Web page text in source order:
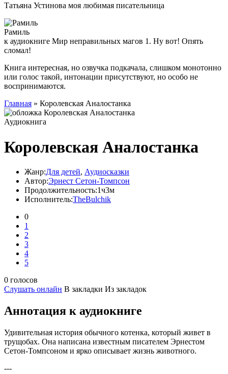
Татьяна Устинова моя любимая писательница
Рамиль
к аудиокниге Мир неправильных магов 1. Ну вот! Опять
сломал!
Книга интересная, но озвучка подкачала, слишком монотонно
или голос такой, интонации присутствуют, но особо не
воспринимаются.
Главная » Королевская Аналостанка
Аудиокнига
Королевская Аналостанка
Жанр:Для детей, Аудиосказки
Автор:Эрнест Сетон-Томпсон
Продолжительность:1ч3м
Исполнитель:TheBulchik
0
1
2
3
4
5
0 голосов
Слушать онлайн В закладки Из закладок
Аннотация к аудиокниге
Удивительная история обычного котенка, который живет в
трущобах. Она написана известным писателем Эрнестом
Сетон-Томпсоном и ярко описывает жизнь животного.
---